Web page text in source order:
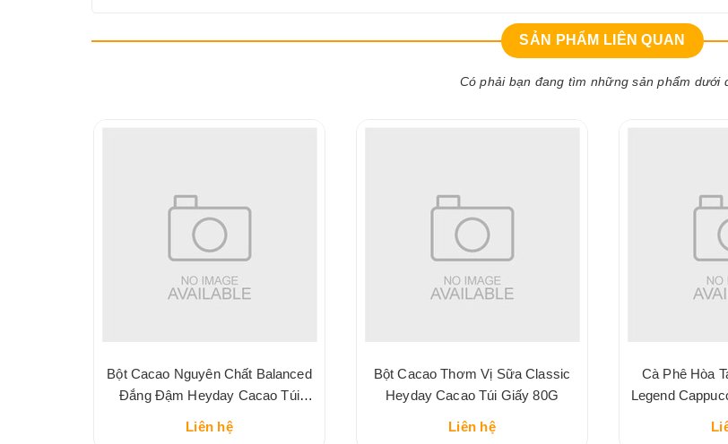
SẢN PHẨM LIÊN QUAN
Có phải bạn đang tìm những sản phẩm dưới
Bột Cacao Nguyên Chất Balanced
Đắng Đậm Heyday Cacao Túi
Liên hệ
Bột Cacao Thơm Vị Sữa Classic
Heyday Cacao Túi Giấy 80G
Liên hệ
Cà Phê Hòa
Legend